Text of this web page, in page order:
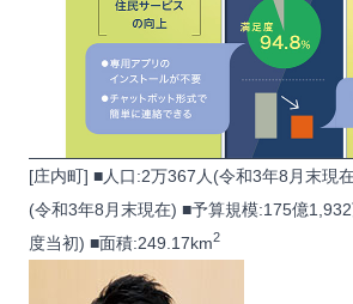
[庄内町] ■人口:2万367人(令和3年8月末現
(令和3年8月末現在) ■予算規模:175億
度当初) ■面積:249.17km2